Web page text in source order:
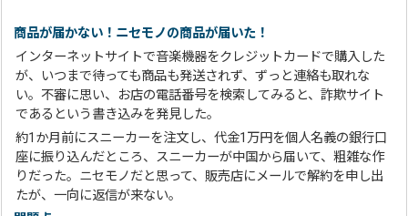
商品が届かない！ニセモノの商品が届いた！
インターネットサイトで音楽機器をクレジットカードで購入した
が、いつまで待っても商品も発送されず、ずっと連絡も取れな
い。不審に思い、お店の電話番号を検索してみると、詐欺サイト
であるという書き込みを発見した。
約1か月前にスニーカーを注文し、代金1万円を個人名義の銀行口
座に振り込んだところ、スニーカーが中国から届いて、粗雑な作
りだった。ニセモノだと思って、販売店にメールで解約を申し出
たが、一向に返信が来ない。